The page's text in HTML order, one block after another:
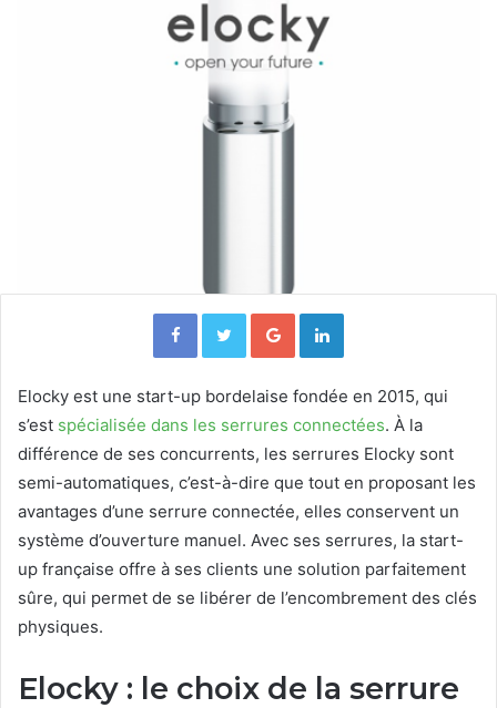
FacebookTwitterGoogle+Linkedin
Elocky est une start-up bordelaise fondée en 2015, qui
s’est spécialisée dans les serrures connectées. À la
différence de ses concurrents, les serrures Elocky sont
semi-automatiques, c’est-à-dire que tout en proposant les
avantages d’une serrure connectée, elles conservent un
système d’ouverture manuel. Avec ses serrures, la start-
up française offre à ses clients une solution parfaitement
sûre, qui permet de se libérer de l’encombrement des clés
physiques.
Elocky : le choix de la serrure